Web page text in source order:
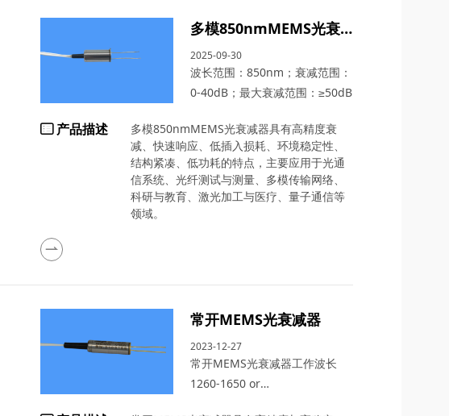
多模850nmMEMS光衰减器
2025-09-30
波长范围：850nm；衰减范围：
0-40dB；最大衰减范围：≥50dB
产品描述
多模850nmMEMS光衰减器具有高精度衰
减、快速响应、低插入损耗、环境稳定性、
结构紧凑、低功耗的特点，主要应用于光通
信系统、光纤测试与测量、多模传输网络、
科研与教育、激光加工与医疗、量子通信等
领域。
常开MEMS光衰减器
2023-12-27
常开MEMS光衰减器工作波长
1260-1650 or